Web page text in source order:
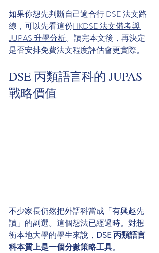
如果你想先判斷自己適合行 DSE 法文路
線，可以先看這份HKDSE 法文備考與
JUPAS 升學分析。讀完本文後，再決定
是否安排免費法文程度評估會更實際。
DSE 丙類語言科的 JUPAS
戰略價值
不少家長仍然把外語科當成「有興趣先
讀」的副選。這個想法已經過時。對想
衝本地大學的學生來說， DSE 丙類語言
科本質上是一個分數策略工具。